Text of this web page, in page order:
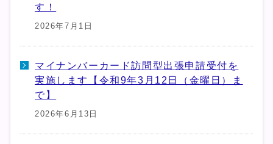
す！
2026年7月1日
マイナンバーカード訪問型出張申請受付を
実施します【令和9年3月12日（金曜日）ま
で】
2026年6月13日